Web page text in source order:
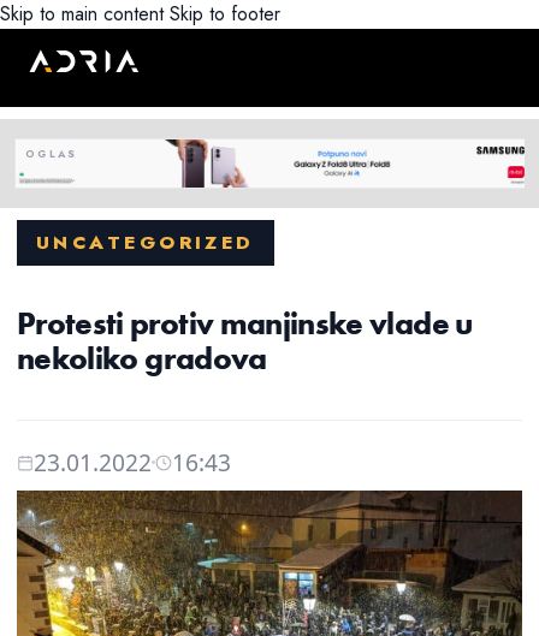
Skip to main content Skip to footer
UNCATEGORIZED
Protesti protiv manjinske vlade u
nekoliko gradova
23.01.2022 16:43